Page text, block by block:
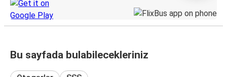
Bu sayfada bulabilecekleriniz